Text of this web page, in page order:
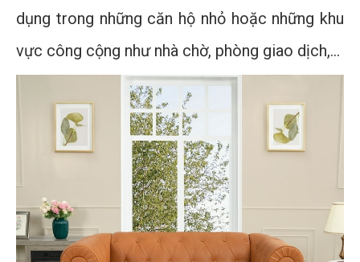
dụng trong những căn hộ nhỏ hoặc những khu
vực công cộng như nhà chờ, phòng giao dịch,…